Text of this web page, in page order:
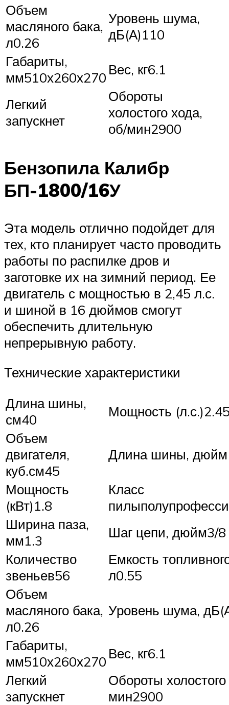
Объем
масляного бака,
л0.26
Уровень шума,
дБ(А)110
Габариты,
мм510х260х270 Вес, кг6.1
Легкий
запускнет
Обороты
холостого хода,
об/мин2900
Бензопила Калибр
БП-1800/16У
Эта модель отлично подойдет для
тех, кто планирует часто проводить
работы по распилке дров и
заготовке их на зимний период. Ее
двигатель с мощностью в 2,45 л.с.
и шиной в 16 дюймов смогут
обеспечить длительную
непрерывную работу.
Технические характеристики
Длина шины,
см40
Мощность
Объем
двигателя,
куб.см45
Длина шины,
Мощность
(кВт)1.8
Класс
Ширина паза,
мм1.3
Шаг цепи, дюйм3/8
Количество
звеньев56
Емкость
л0.55
Объем
масляного бака,
л0.26
Уровень шума,
Габариты,
мм510х260х270 Вес, кг6.1
Легкий
запускнет
Обороты
мин2900